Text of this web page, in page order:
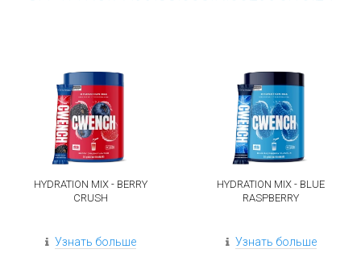
HYDRATION MIX - BERRY
CRUSH
Узнать больше
HYDRATION MIX - BLUE
RASPBERRY
Узнать больше